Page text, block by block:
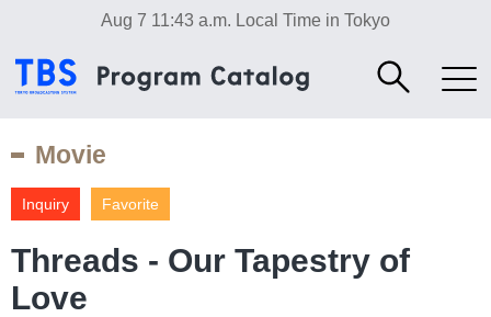
Aug 7 11:43 a.m. Local Time in Tokyo
Movie
Favorite
Inquiry
Threads - Our Tapestry of
Love